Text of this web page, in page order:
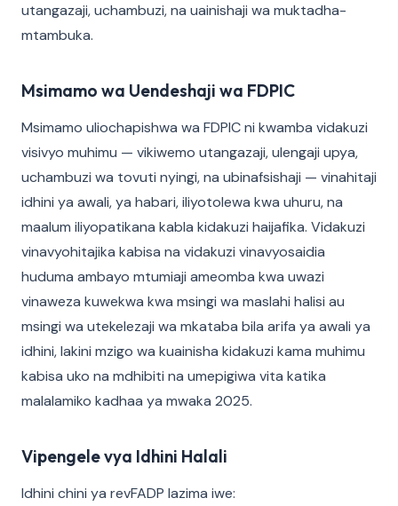
utangazaji, uchambuzi, na uainishaji wa muktadha-
mtambuka.
Msimamo wa Uendeshaji wa FDPIC
Msimamo uliochapishwa wa FDPIC ni kwamba vidakuzi
visivyo muhimu — vikiwemo utangazaji, ulengaji upya,
uchambuzi wa tovuti nyingi, na ubinafsishaji — vinahitaji
idhini ya awali, ya habari, iliyotolewa kwa uhuru, na
maalum iliyopatikana kabla kidakuzi haijafika. Vidakuzi
vinavyohitajika kabisa na vidakuzi vinavyosaidia
huduma ambayo mtumiaji ameomba kwa uwazi
vinaweza kuwekwa kwa msingi wa maslahi halisi au
msingi wa utekelezaji wa mkataba bila arifa ya awali ya
idhini, lakini mzigo wa kuainisha kidakuzi kama muhimu
kabisa uko na mdhibiti na umepigiwa vita katika
malalamiko kadhaa ya mwaka 2025.
Vipengele vya Idhini Halali
Idhini chini ya revFADP lazima iwe: